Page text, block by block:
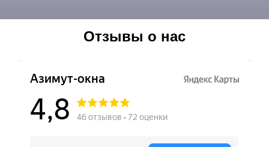
Отзывы о нас